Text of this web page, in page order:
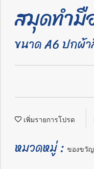
สมุดทำมื
ขนาด A6 ปกผ้
เพิ่มรายการโปรด
หมวดหมู่ : ของขวัญ